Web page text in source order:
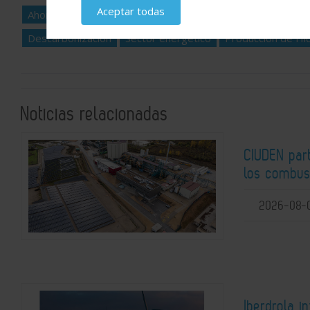
Ahorro y eficiencia energética
Descarbonización
Sector energético Producción de
Noticias relacionadas
CIUDEN
los
2026-08-
Iberdrola
Aceptar todas